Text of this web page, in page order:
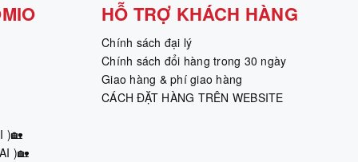
)🏡
)🏡
HỖ TRỢ KHÁCH HÀNG
Chính sách đại lý
Chính sách đổi hàng trong 30 ngày
Giao hàng & phí giao hàng
CÁCH ĐẶT HÀNG TRÊN WEBSITE